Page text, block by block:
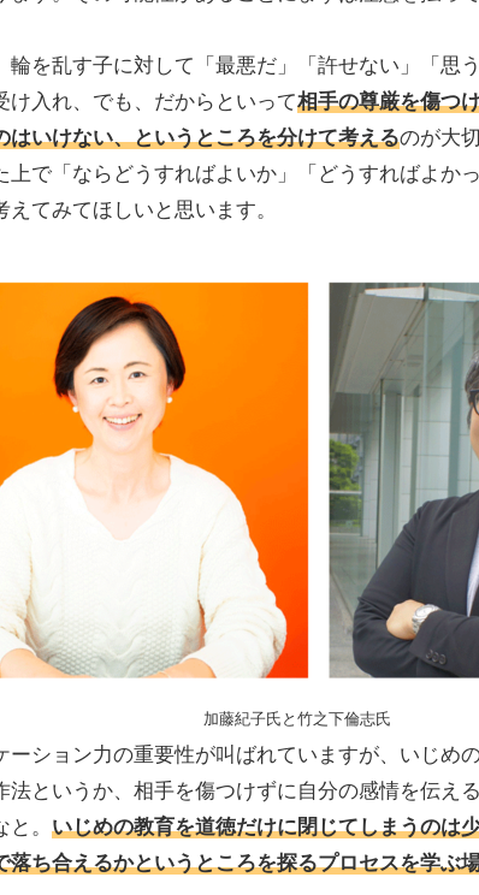
を乱す子に対して「最悪だ」「許せない」「思
け入れ、でも、だからといって相手の尊厳を傷つ
はいけない、というところを分けて考えるのが大
上で「ならどうすればよいか」「どうすればよか
えてみてほしいと思います。
加藤紀子氏と竹之下倫志氏
ション力の重要性が叫ばれていますが、いじめ
法というか、相手を傷つけずに自分の感情を伝え
。 いじめの教育を道徳だけに閉じてしまうのは
落ち合えるかというところを探るプロセスを学ぶ